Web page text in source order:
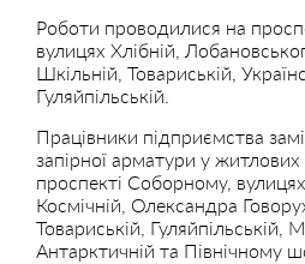
Роботи проводилися на
вулицях Хлібній,
Шкільній, Товариській,
Гуляйпільській.
Працівники підприємства
запірної арматури у
проспекті Соборному, вулицях
Космічній, Олександра
Товариській, Гуляйпільській,
Антарктичній та Північному